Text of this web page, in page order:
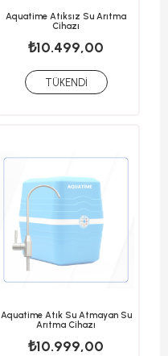
Aquatime Atıksız Su Arıtma
Cihazı
₺10.499,00
TÜKENDI
Aquatime Atık Su Atmayan Su
Arıtma Cihazı
₺10.999,00